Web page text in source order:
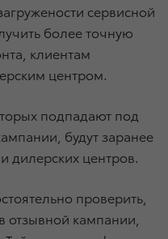
сервисной
более точную
клиентам
центром.
подпадают под
будут заранее
дилерских центров.
проверить,
отзывной кампании,